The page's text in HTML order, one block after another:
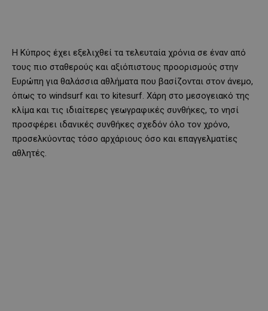
Η Κύπρος έχει εξελιχθεί τα τελευταία χρόνια σε έναν από
τους πιο σταθερούς και αξιόπιστους προορισμούς στην
Ευρώπη για θαλάσσια αθλήματα που βασίζονται στον άνεμο,
όπως το windsurf και το kitesurf. Χάρη στο μεσογειακό της
κλίμα και τις ιδιαίτερες γεωγραφικές συνθήκες, το νησί
προσφέρει ιδανικές συνθήκες σχεδόν όλο τον χρόνο,
προσελκύοντας τόσο αρχάριους όσο και επαγγελματίες
αθλητές.